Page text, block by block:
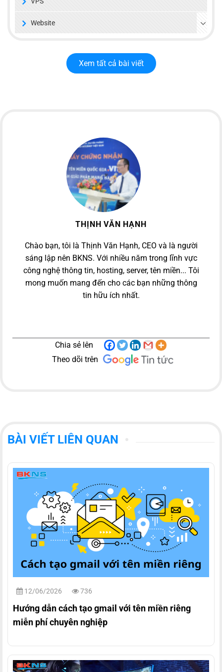
Website
Xem tất cả bài viết
THỊNH VĂN HẠNH
Chào bạn, tôi là Thịnh Văn Hạnh, CEO và là người
sáng lập nên BKNS. Với nhiều năm trong lĩnh vực
công nghệ thông tin, hosting, server, tên miền... Tôi
mong muốn mang đến cho các bạn những thông
tin hữu ích nhất.
Chia sẻ lên
Theo dõi trên
BÀI VIẾT LIÊN QUAN
12/06/2026 736
Hướng dẫn cách tạo gmail với tên miền riêng
miễn phí chuyên nghiệp